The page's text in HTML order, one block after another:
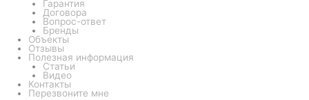
Гарантия
Договора
Вопрос-ответ
Бренды
Объекты
Отзывы
Полезная информация
Статьи
Видео
Контакты
Перезвоните мне